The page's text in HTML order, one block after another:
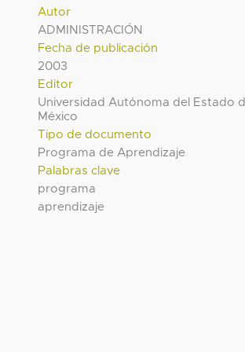
Autor
ADMINISTRACIÓN
Fecha de publicación
2003
Editor
Universidad Autónoma del Estado
México
Tipo de documento
Programa de Aprendizaje
Palabras clave
programa
aprendizaje